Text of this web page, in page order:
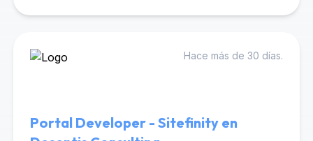
Hace más de 30 días.
Portal Developer - Sitefinity en